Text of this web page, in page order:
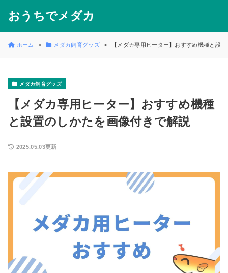
おうちでメダカ
ホーム メダカ飼育グッズ 【メダカ専用ヒーター】おすすめ機種と設
メダカ飼育グッズ
【メダカ専用ヒーター】おすすめ機種
と設置のしかたを画像付きで解説
2025.05.03更新